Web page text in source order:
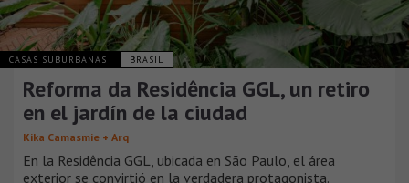
CASAS SUBURBANAS BRASIL
Reforma da Residência GGL, un retiro
en el jardín de la ciudad
Kika Camasmie + Arq
En la Residência GGL, ubicada en São Paulo, el área
exterior se convirtió en la verdadera protagonista.